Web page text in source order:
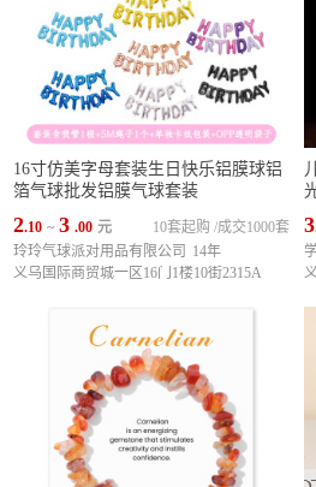
16寸仿美字母套装生日快乐铝膜球铝
箔气球批发铝膜气球套装
2.10 ~ 3 .00 元 成交1000套
10套起购 /
玲玲气球派对用品有限公司
14年
义乌国际商贸城一区16门1楼10街2315A
3